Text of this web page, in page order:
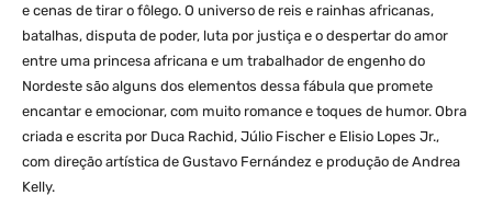
e cenas de tirar o fôlego. O universo de reis e rainhas africanas,
batalhas, disputa de poder, luta por justiça e o despertar do amor
entre uma princesa africana e um trabalhador de engenho do
Nordeste são alguns dos elementos dessa fábula que promete
encantar e emocionar, com muito romance e toques de humor. Obra
criada e escrita por Duca Rachid, Júlio Fischer e Elisio Lopes Jr.,
com direção artística de Gustavo Fernández e produção de Andrea
Kelly.